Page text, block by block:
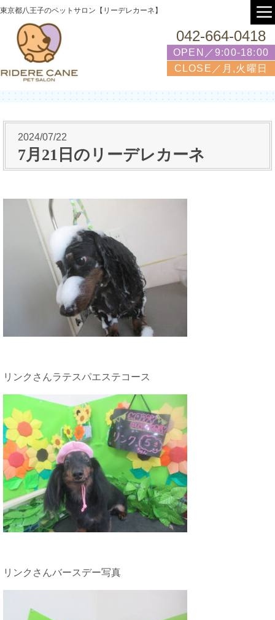
東京都八王子のペットサロン【リーデレカーネ】
042-664-0418
OPEN／9:00-18:00
CLOSE／月,火曜日
2024/07/22
7月21日のリーデレカーネ
リンクさんラテスパエステコース
リンクさんバースデー写真